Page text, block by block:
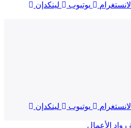
الانستغرام يوتيوب
لينكدإن
الانستغرام يوتيوب
لينكدإن